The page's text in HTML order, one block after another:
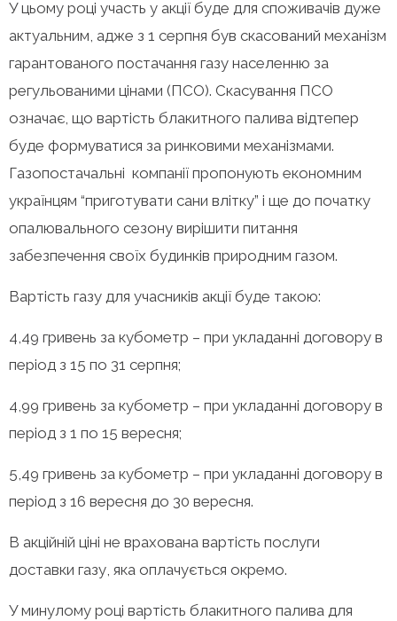
У цьому році участь у акції буде для споживачів дуже
актуальним, адже з 1 серпня був скасований механізм
гарантованого постачання газу населенню за
регульованими цінами (ПСО). Скасування ПСО
означає, що вартість блакитного палива відтепер
буде формуватися за ринковими механізмами.
Газопостачальні компанії пропонують економним
українцям “приготувати сани влітку” і ще до початку
опалювального сезону вирішити питання
забезпечення своїх будинків природним газом.
Вартість газу для учасників акції буде такою:
4,49 гривень за кубометр – при укладанні договору в
період з 15 по 31 серпня;
4,99 гривень за кубометр – при укладанні договору в
період з 1 по 15 вересня;
5,49 гривень за кубометр – при укладанні договору в
період з 16 вересня до 30 вересня.
В акційній ціні не врахована вартість послуги
доставки газу, яка оплачується окремо.
У минулому році вартість блакитного палива для